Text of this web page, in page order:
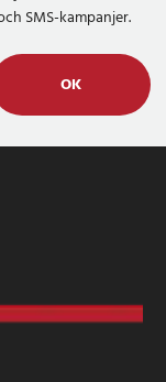
SMS-kampanjer.
OK